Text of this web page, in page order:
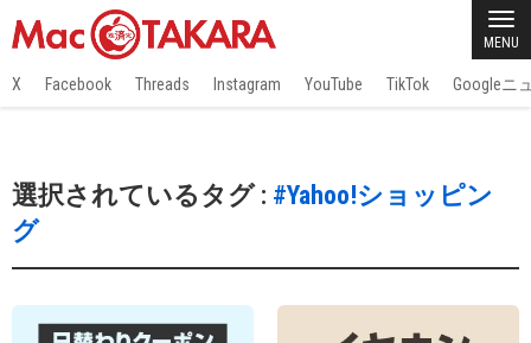
MENU
X Facebook Threads Instagram YouTube TikTok Googleニ
選択されているタグ : #Yahoo!ショッピン
グ